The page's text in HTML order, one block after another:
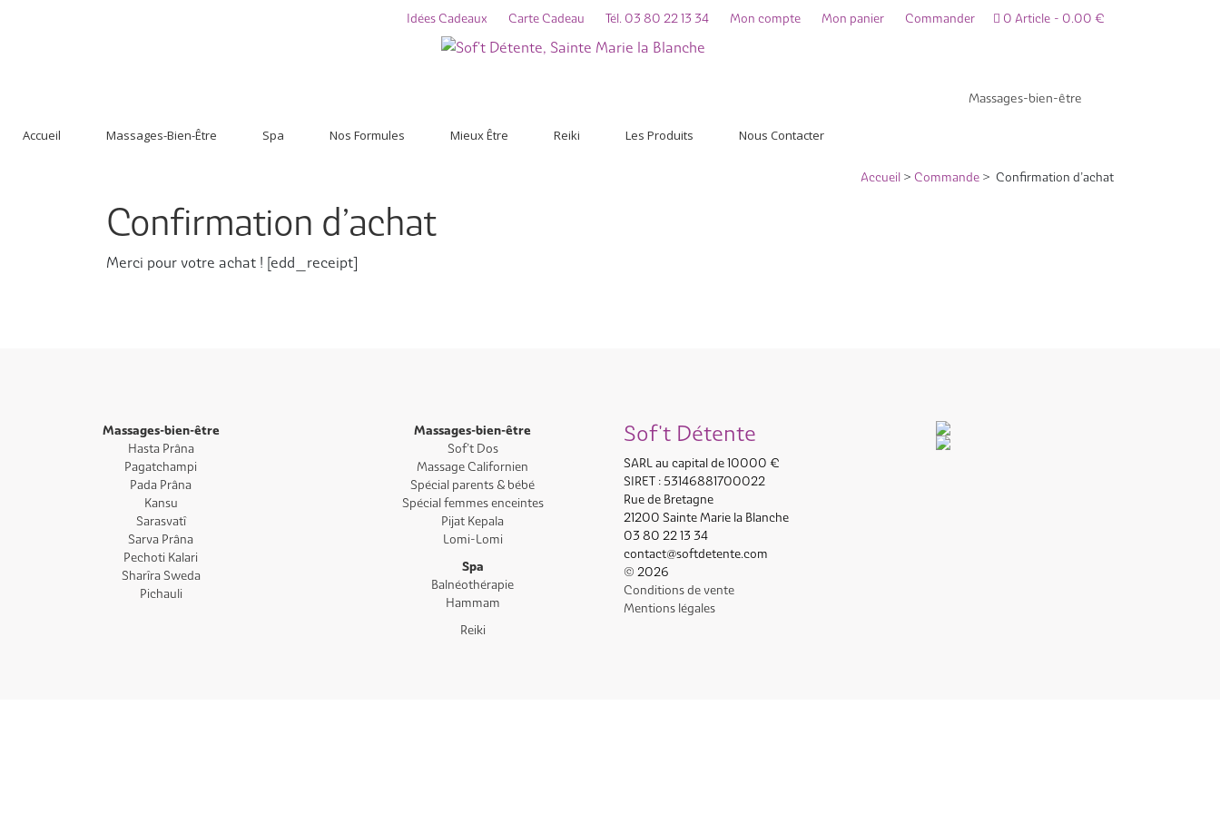
Idées Cadeaux Carte Cadeau Tél. 03 80 22 13 34 Mon compte Mon panier Commander 0 Article 0.00 €
la
contenu
Massages-bien-être
Accueil Massages-Bien-Être Spa Nos Formules Mieux Être Reiki Les Produits Nous Contacter
Accueil > Commande > Confirmation d’achat
Confirmation d’achat
Merci pour votre achat ! [edd_receipt]
Massages-bien-être
Hasta Prâna
Pagatchampi
Pada Prâna
Kansu
Sarasvatî
Sarva Prâna
Pechoti Kalari
Sharîra Sweda
Pichauli
Massages-bien-être
Sof’t Dos
Massage Californien
Spécial parents & bébé
Spécial femmes enceintes
Pijat Kepala
Lomi-Lomi
Spa
Balnéothérapie
Hammam
Reiki
Sof't Détente
SARL au capital de 10000 €
SIRET : 53146881700022
Rue de Bretagne
21200 Sainte Marie la Blanche
03 80 22 13 34
contact@softdetente.com
© 2026
Conditions de vente
Mentions légales